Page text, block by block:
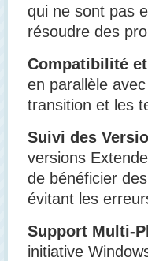
qui ne sont pas
résoudre des
Compatibilité
en parallèle
transition et les
Suivi des
versions
de bénéficier
évitant les
Support Multi-
initiative